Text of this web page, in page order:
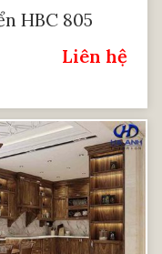
HBC 805
Liên hệ